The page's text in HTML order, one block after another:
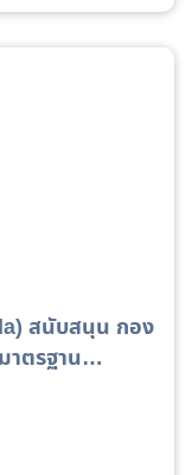
สนับสนุน กอง
ตรฐาน
ำลังคนดิจิทัล